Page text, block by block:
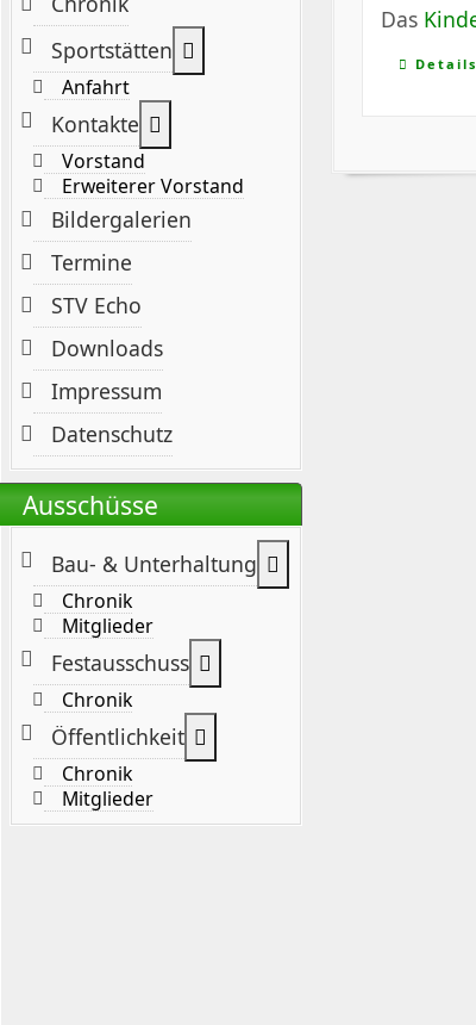
Sportstätten
Anfahrt
Kontakte
Vorstand
Erweiterer Vorstand
Bildergalerien
Termine
STV Echo
Downloads
Impressum
Datenschutz
Ausschüsse
Bau- & Unterhaltung
Chronik
Mitglieder
Festausschuss
Chronik
Öffentlichkeit
Chronik
Mitglieder
Das
Details